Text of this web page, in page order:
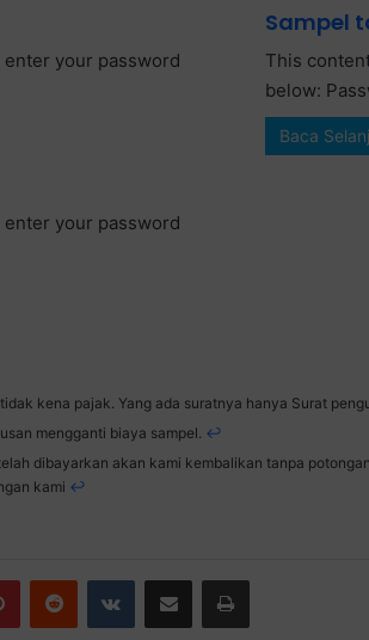
your password
Sampel
This
below:
Baca
your password
kena pajak. Yang ada suratnya hanya Surat
mengganti biaya sampel. ↩︎
dibayarkan akan kami kembalikan tanpa
kami ↩︎